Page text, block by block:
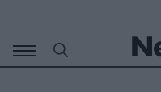
περιεχόμενο